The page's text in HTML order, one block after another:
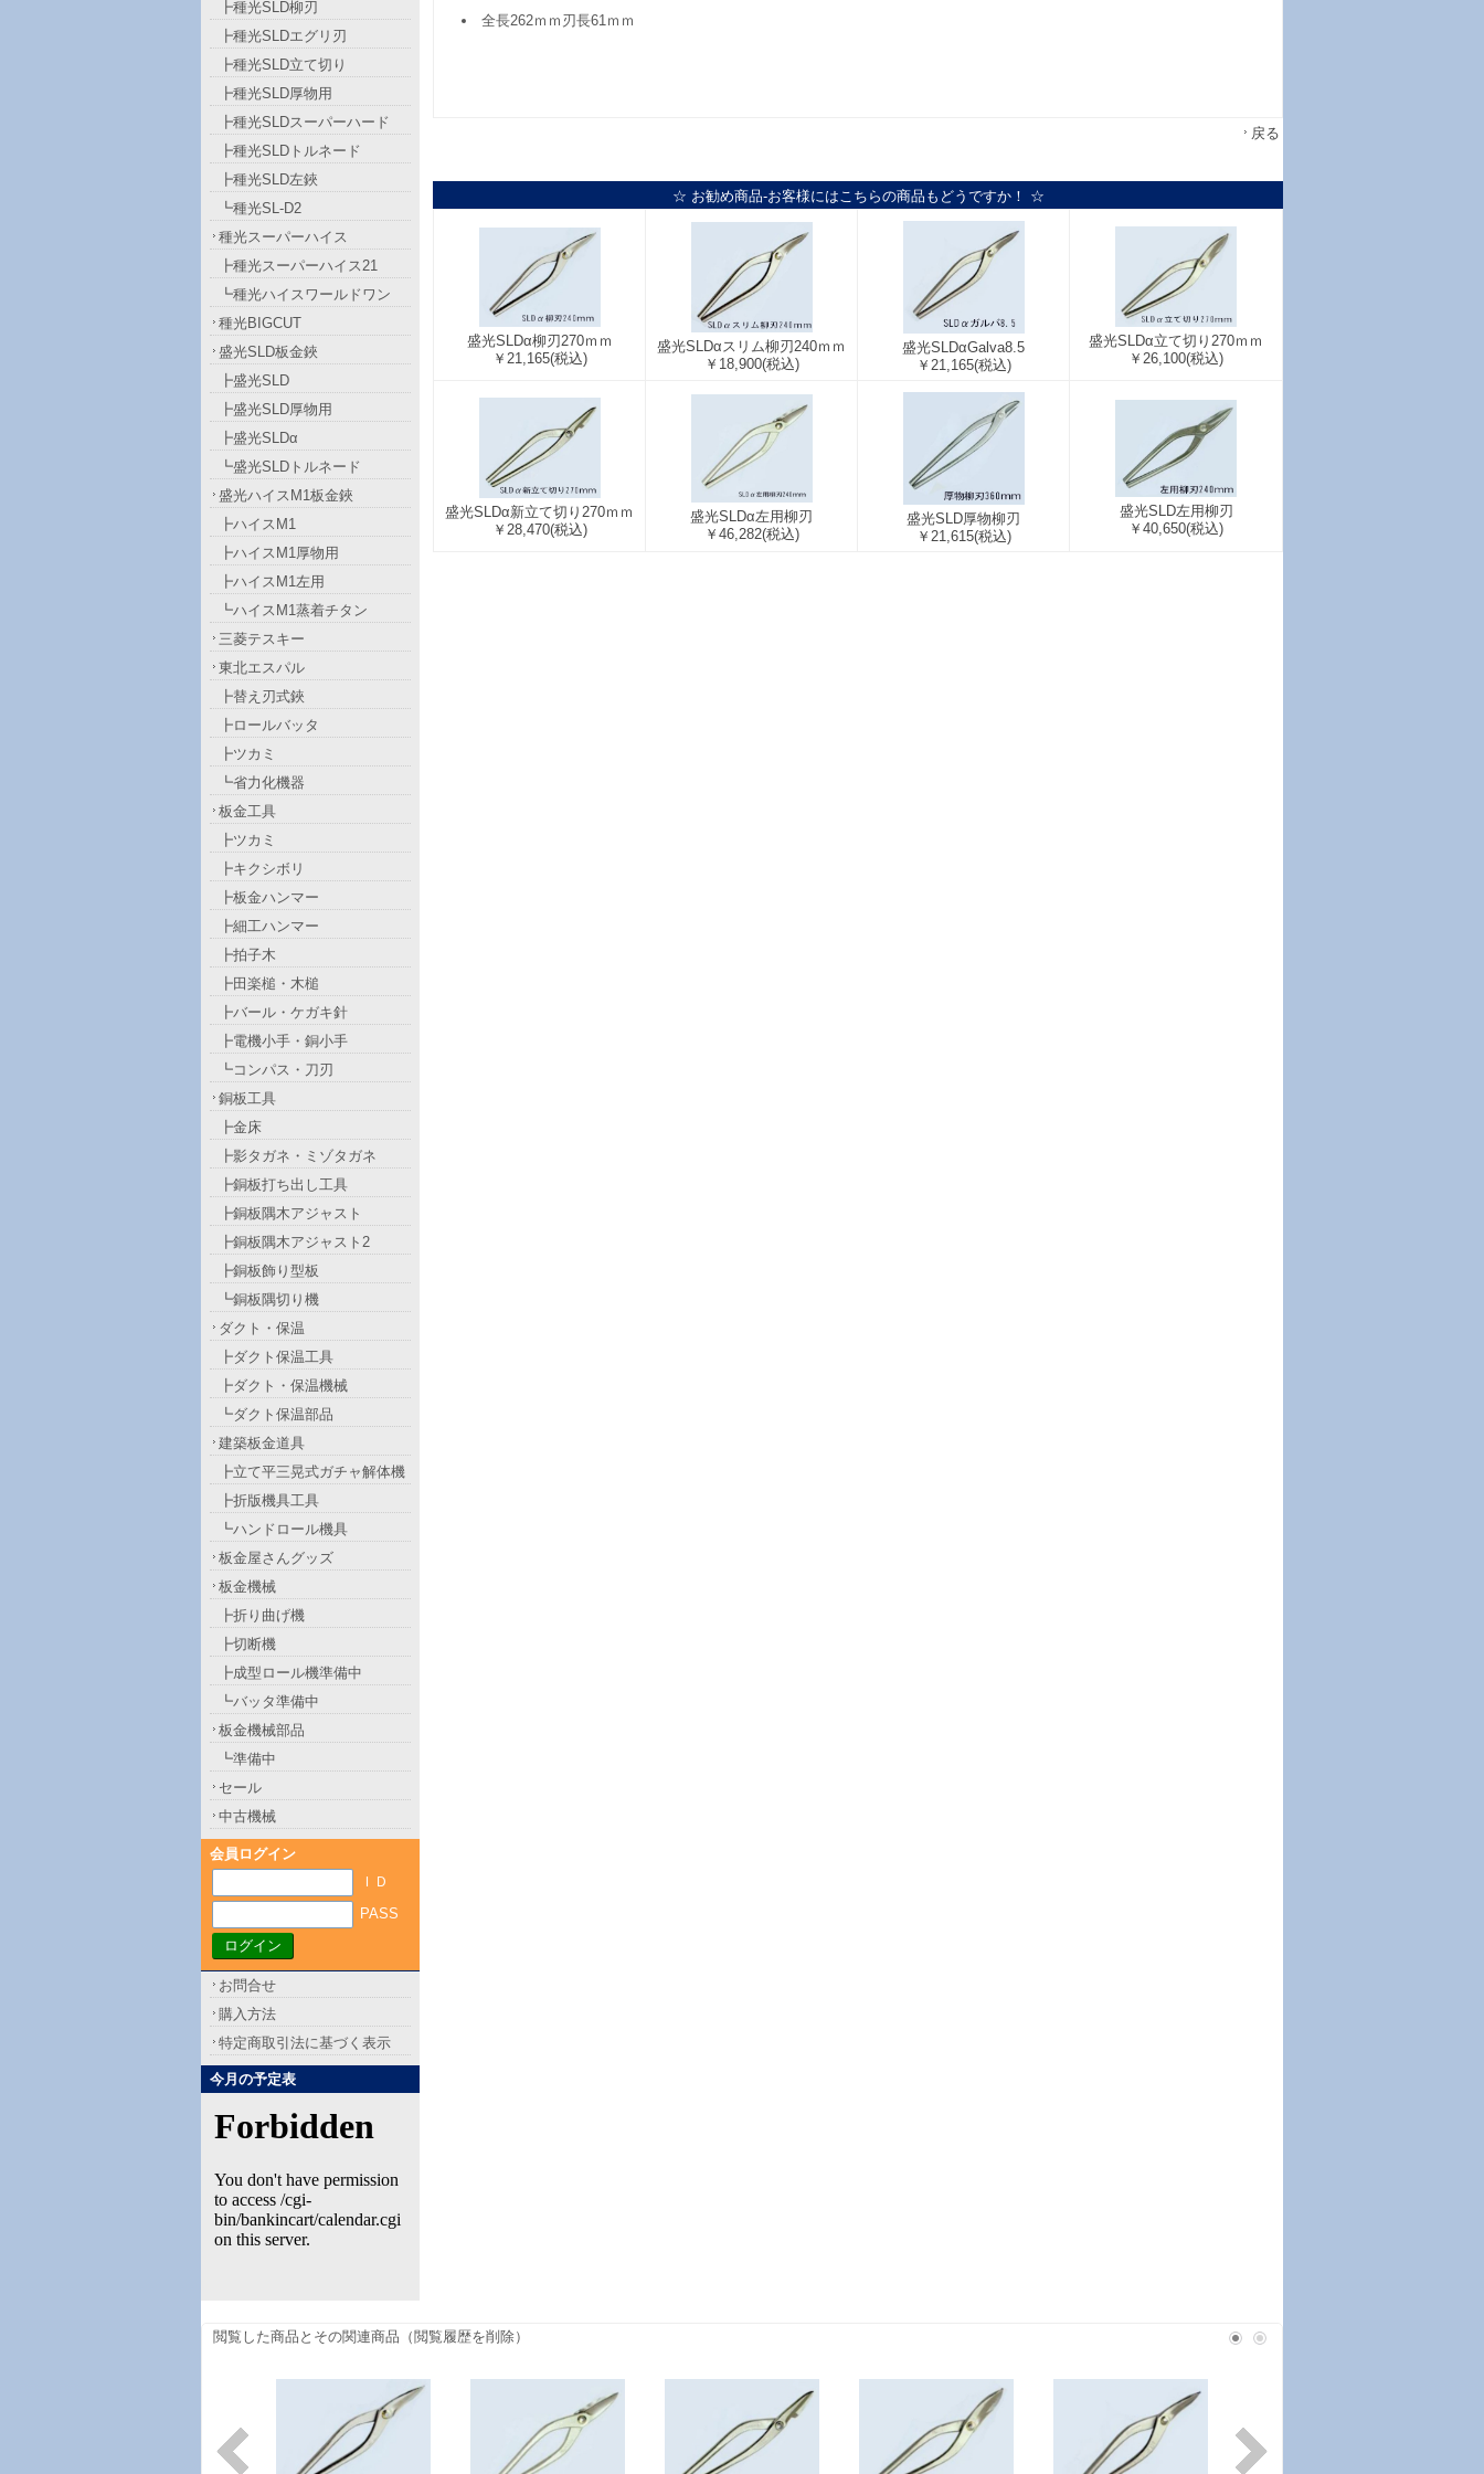
全長262ｍｍ刃長61ｍｍ
戻る
☆ お勧め商品-お客様にはこちらの商品もどうですか！ ☆
盛光SLDα柳刃270ｍｍ
￥21,165(税込)
盛光SLDαスリム柳刃240ｍｍ
￥18,900(税込)
盛光SLDαGalva8.5
￥21,165(税込)
盛光SLDα立て切り270ｍｍ
￥26,100(税込)
盛光SLDα新立て切り270ｍｍ
￥28,470(税込)
盛光SLDα左用柳刃
￥46,282(税込)
盛光SLD厚物柳刃
￥21,615(税込)
盛光SLD左用柳刃
￥40,650(税込)
┣種光SLD柳刃
┣種光SLDエグリ刃
┣種光SLD立て切り
┣種光SLD厚物用
┣種光SLDスーパーハード
┣種光SLDトルネード
┣種光SLD左鋏
┗種光SL-D2
種光スーパーハイス
┣種光スーパーハイス21
┗種光ハイスワールドワン
種光BIGCUT
盛光SLD板金鋏
┣盛光SLD
┣盛光SLD厚物用
┣盛光SLDα
┗盛光SLDトルネード
盛光ハイスM1板金鋏
┣ハイスM1
┣ハイスM1厚物用
┣ハイスM1左用
┗ハイスM1蒸着チタン
三菱テスキー
東北エスパル
┣替え刃式鋏
┣ロールバッタ
┣ツカミ
┗省力化機器
板金工具
┣ツカミ
┣キクシボリ
┣板金ハンマー
┣細工ハンマー
┣拍子木
┣田楽槌・木槌
┣バール・ケガキ針
┣電機小手・銅小手
┗コンパス・刀刃
銅板工具
┣金床
┣影タガネ・ミゾタガネ
┣銅板打ち出し工具
┣銅板隅木アジャスト
┣銅板隅木アジャスト2
┣銅板飾り型板
┗銅板隅切り機
ダクト・保温
┣ダクト保温工具
┣ダクト・保温機械
┗ダクト保温部品
建築板金道具
┣立て平三晃式ガチャ解体機
┣折版機具工具
┗ハンドロール機具
板金屋さんグッズ
板金機械
┣折り曲げ機
┣切断機
┣成型ロール機準備中
┗バッタ準備中
板金機械部品
┗準備中
セール
中古機械
会員ログイン
ＩＤ
PASS
お問合せ
購入方法
特定商取引法に基づく表示
今月の予定表